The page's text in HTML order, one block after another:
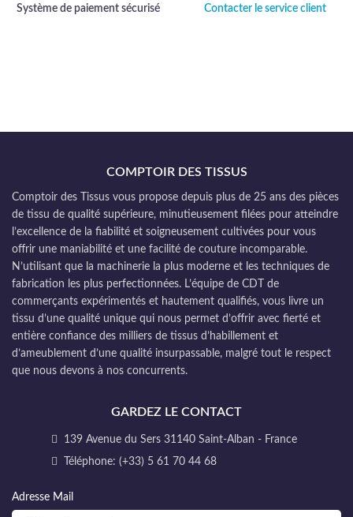
Système de paiement sécurisé Contacter le service client
COMPTOIR DES TISSUS
Comptoir des Tissus vous propose depuis plus de 25 ans des pièces
de tissu de qualité supérieure, minutieusement filées pour atteindre
l’excellence de la fiabilité et soigneusement cultivées pour vous
offrir une maniabilité et une facilité de couture incomparable.
N’utilisant que la machinerie la plus moderne et les techniques de
fabrication les plus perfectionnées. L’équipe de CDT de
commerçants expérimentés et hautement qualifiés, vous livre un
tissu d’une qualité unique qui nous permet d’offrir avec fierté et
entière confiance des milliers de tissus d’habillement et
d’ameublement d’une qualité insurpassable, malgré tout le respect
que nous devons à nos concurrents.
GARDEZ LE CONTACT
139 Avenue du Sers 31140 Saint-Alban - France
Téléphone: (+33) 5 61 70 44 68
Adresse Mail